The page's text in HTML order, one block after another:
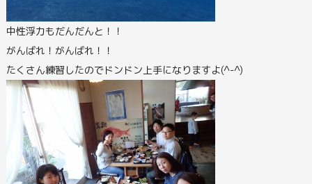
中性浮力もだんだんと！！
がんばれ！がんばれ！！
たくさん練習したのでドンドン上手になりますよ(^-^)